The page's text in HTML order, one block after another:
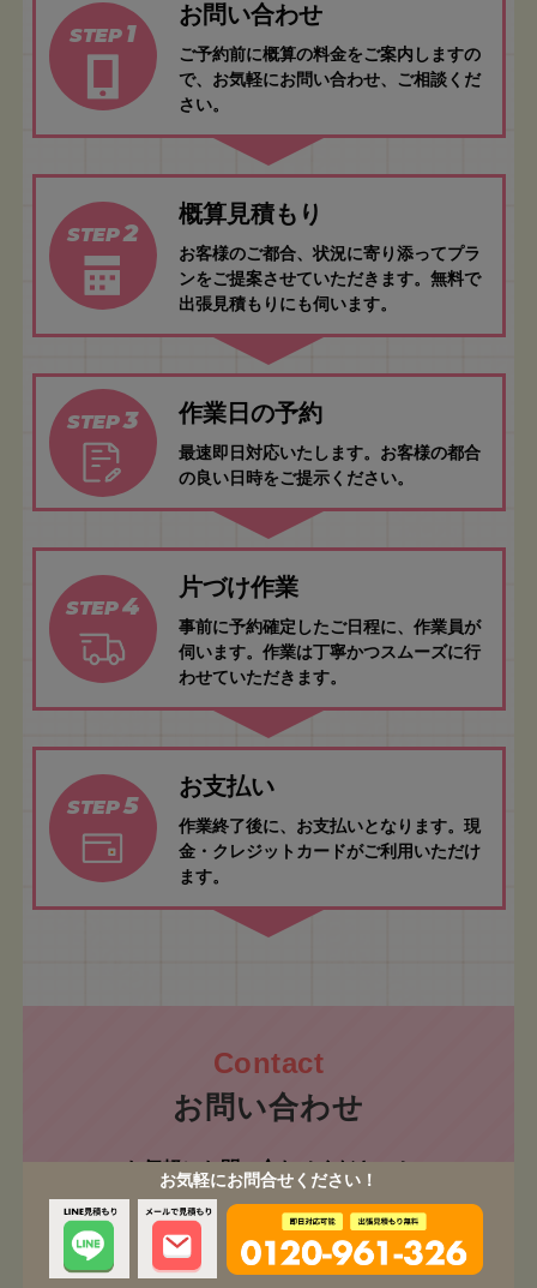
お気軽にお問合せください！
STEP 1
お問い合わせ
ご予約前に概算の料金をご案内しますの
で、お気軽にお問い合わせ、ご相談くだ
さい。
STEP2
概算見積もり
お客様のご都合、状況に寄り添ってプラ
ンをご提案させていただきます。無料で
出張見積もりにも伺います。
STEP3 作業日の予約
最速即日対応いたします。お客様の都合
の良い日時をご提示ください。
STEP4
片づけ作業
事前に予約確定したご日程に、作業員が
伺います。作業は丁寧かつスムーズに行
わせていただきます。
STEP5
お支払い
作業終了後に、お支払いとなります。現
金・クレジットカードがご利用いただけ
ます。
お問い合わせ
お気軽にお問い合わせください！
ご相談・お見積もり無料です！